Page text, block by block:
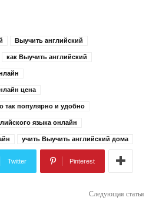
Выучить английский
как Выучить английский
цена
так популярно и удобно
языка онлайн
учить Выучить английский дома
Twitter Pinterest
Следующая статья